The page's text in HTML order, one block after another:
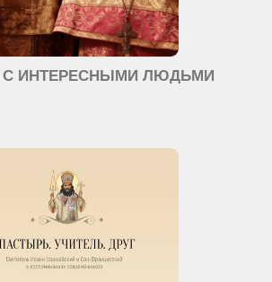
С ИНТЕРЕСНЫМИ ЛЮДЬМИ